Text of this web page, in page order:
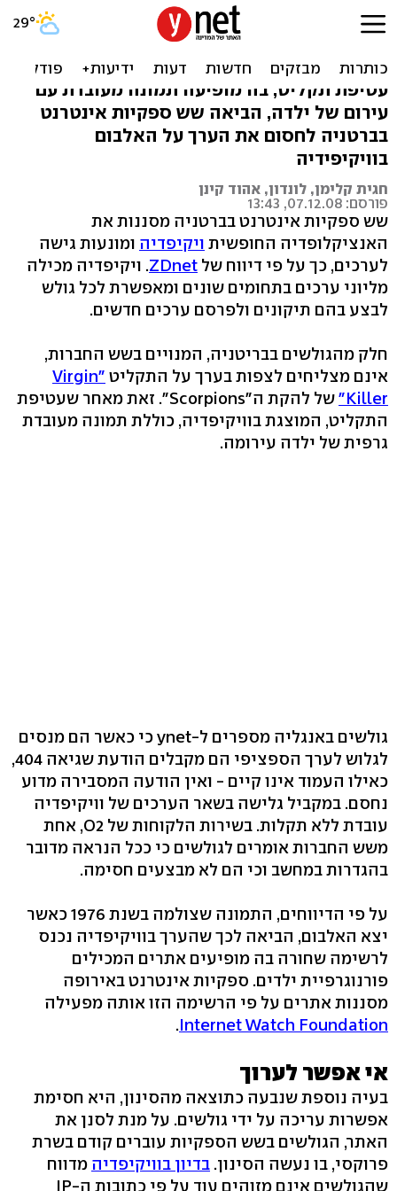
ויקיפדיה מסוננת בבריטניה
בגלל תמונת קטינה
עטיפת תקליט, בה מופיעה תמונה מעובדת עם
עירום של ילדה, הביאה שש ספקיות אינטרנט
בברטניה לחסום את הערך על האלבום
בוויקיפידיה
חגית קלימן, לונדון, אהוד קינן
פורסם: 07.12.08, 13:43
שש ספקיות אינטרנט בברטניה מסננות את
האנציקלופדיה החופשית ויקיפדיה ומונעות גישה
לערכים, כך על פי דיווח של ZDnet. ויקיפדיה מכילה
מליוני ערכים בתחומים שונים ומאפשרת לכל גולש
לבצע בהם תיקונים ולפרסם ערכים חדשים.
חלק מהגולשים בבריטניה, המנויים בשש החברות,
אינם מצליחים לצפות בערך על התקליט "Virgin
Killer"
של להקת ה"Scorpions". זאת מאחר שעטיפת
התקליט, המוצגת בוויקיפדיה, כוללת תמונה מעובדת
גרפית של ילדה עירומה.
גולשים באנגליה מספרים ל-ynet כי כאשר הם מנסים
לגלוש לערך הספציפי הם מקבלים הודעת שגיאה 404,
כאילו העמוד אינו קיים - ואין הודעה המסבירה מדוע
נחסם. במקביל גלישה בשאר הערכים של וויקיפדיה
עובדת ללא תקלות. בשירות הלקוחות של O2, אחת
משש החברות אומרים לגולשים כי ככל הנראה מדובר
בהגדרות במחשב וכי הם לא מבצעים חסימה.
על פי הדיווחים, התמונה שצולמה בשנת 1976 כאשר
יצא האלבום, הביאה לכך שהערך בוויקיפדיה נכנס
לרשימה שחורה בה מופיעים אתרים המכילים
פורנוגרפיית ילדים. ספקיות אינטרנט באירופה
מסננות אתרים על פי הרשימה הזו אותה מפעילה
Internet Watch Foundation
.
אי אפשר לערוך
בעיה נוספת שנבעה כתוצאה מהסינון, היא חסימת
אפשרות עריכה על ידי גולשים. על מנת לסנן את
האתר, הגולשים בשש הספקיות עוברים קודם בשרת
פרוקסי, בו נעשה הסינון. בדיון בוויקיפדיה מדווח
שהגולשים אינם מזוהים עוד על פי כתובות ה-IP